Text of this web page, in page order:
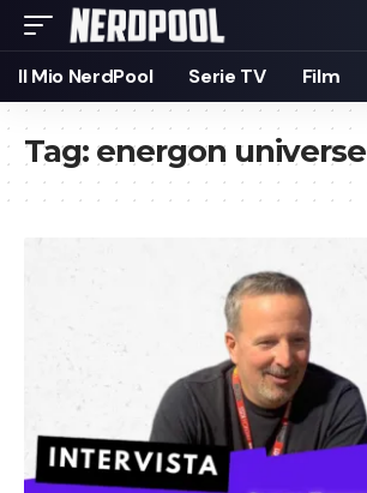
Il Mio NerdPool Serie TV Film
Tag: energon universe